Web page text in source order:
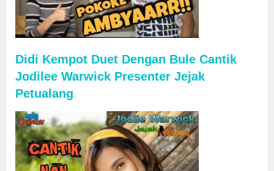
Didi Kempot Duet Dengan Bule Cantik
Jodilee Warwick Presenter Jejak
Petualang